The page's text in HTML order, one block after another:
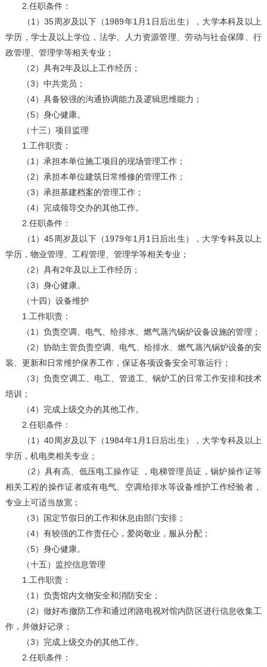
2.任职条件：
（1）35周岁及以下（1989年1月1日后出生），大学本科及以上
学历，学士及以上学位，法学、人力资源管理、劳动与社会保障、行
政管理、管理学等相关专业；
（2）具有2年及以上工作经历；
（3）中共党员；
（4）具备较强的沟通协调能力及逻辑思维能力；
（5）身心健康。
（十三）项目监理
1.工作职责：
（1）承担本单位施工项目的现场管理工作；
（2）承担本单位建筑日常维修的管理工作；
（3）承担基建档案的管理工作；
（4）完成领导交办的其他工作。
2.任职条件：
（1）45周岁及以下（1979年1月1日后出生），大学专科及以上
学历，物业管理、工程管理、管理学等相关专业；
（2）具有2年及以上工作经历；
（3）身心健康。
（十四）设备维护
1.工作职责：
（1）负责空调、电气、给排水、燃气蒸汽锅炉设备设施的管理；
（2）协助主管负责空调、电气、给排水、燃气蒸汽锅炉设备的安
装、更新和日常维护保养工作，保证各项设备安全可靠运行；
（3）负责空调工、电工、管道工、锅炉工的日常工作安排和技术
培训；
（4）完成上级交办的其他工作。
2.任职条件：
（1）40周岁及以下（1984年1月1日后出生），大学专科及以上
学历，机电类相关专业；
（2）具有高、低压电工操作证 ，电梯管理员证，锅炉操作证等
相关工程的操作证者或有电气、空调给排水等设备维护工作经验者，
专业上可适当放宽；
（3）国定节假日的工作和休息由部门安排；
（4）有较强的工作责任心，爱岗敬业，服从分配；
（5）身心健康。
（十五）监控信息管理
1.工作职责：
（1）负责馆内文物安全和消防安全；
（2）做好布撤防工作和通过闭路电视对馆内防区进行信息收集工
作，并做好记录；
（3）完成上级交办的其他工作。
2.任职条件：